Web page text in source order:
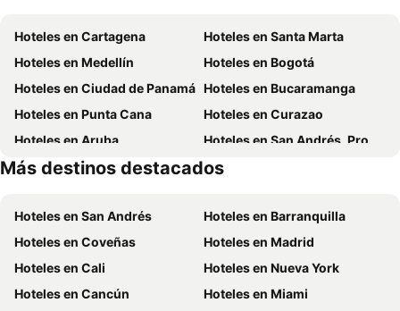
Hoteles en Cartagena
Hoteles en Santa Marta
Hoteles en Medellín
Hoteles en Bogotá
Hoteles en Ciudad de Panamá Hoteles en Bucaramanga
Hoteles en Punta Cana
Hoteles en Curazao
Hoteles en Aruba
Hoteles en San Andrés, Providencia and Santa Catalina
Hoteles en República Dominicana
Hoteles en Panamá
Más destinos destacados
Hoteles en San Andrés
Hoteles en Barranquilla
Hoteles en Coveñas
Hoteles en Madrid
Hoteles en Cali
Hoteles en Nueva York
Hoteles en Cancún
Hoteles en Miami